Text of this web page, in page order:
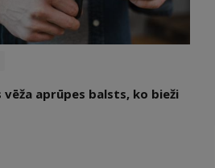
aprūpes balsts, ko bieži